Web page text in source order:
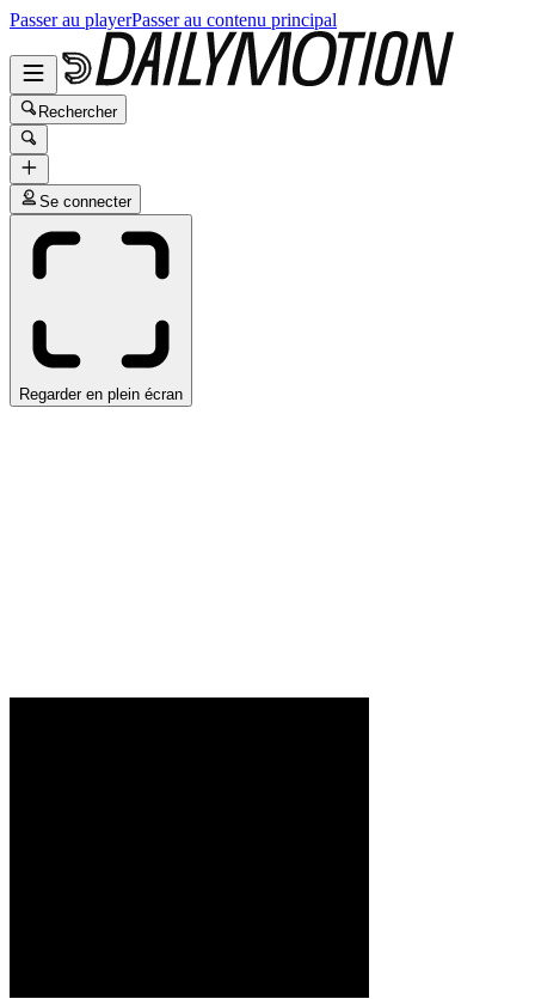
Passer au playerPasser au contenu principal
Rechercher
Se connecter
Regarder en plein écran